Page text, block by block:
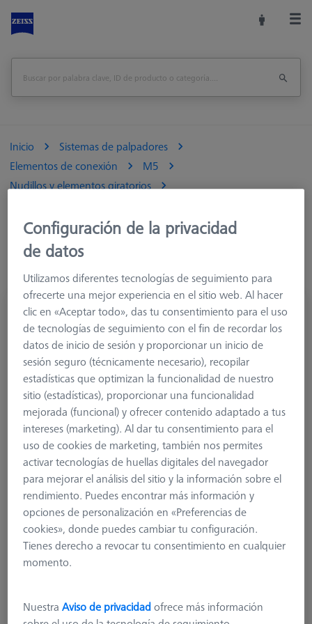
Inicio
Sistemas de palpadores
Elementos de conexión
M5
Nudillos y elementos giratorios
Junta giratoria, sistema M5
626105-6280-020
Configuración de la privacidad
de datos
Utilizamos diferentes tecnologías de seguimiento para
ofrecerte una mejor experiencia en el sitio web. Al hacer
clic en «Aceptar todo», das tu consentimiento para el uso
de tecnologías de seguimiento con el fin de recordar los
datos de inicio de sesión y proporcionar un inicio de
sesión seguro (técnicamente necesario), recopilar
estadísticas que optimizan la funcionalidad de nuestro
sitio (estadísticas), proporcionar una funcionalidad
mejorada (funcional) y ofrecer contenido adaptado a tus
intereses (marketing). Al dar tu consentimiento para el
uso de cookies de marketing, también nos permites
activar tecnologías de huellas digitales del navegador
para mejorar el análisis del sitio y la información sobre el
rendimiento. Puedes encontrar más información y
opciones de personalización en «Preferencias de
cookies», donde puedes cambiar tu configuración.
Tienes derecho a revocar tu consentimiento en cualquier
momento.
NuestraAviso de privacidadofrece más información